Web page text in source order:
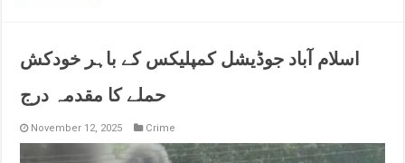
اسلام آباد جوڈیشل کمپلیکس کے باہر خودکش
حملے کا مقدمہ درج
November 12, 2025 Crime